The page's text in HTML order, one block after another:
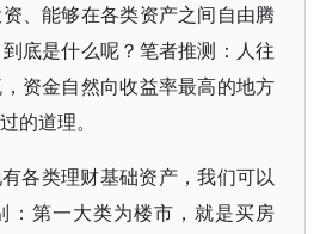
、能够在各类资产之间自由腾
底是什么呢？笔者推测：人往
资金自然向收益率最高的地方
的道理。
各类理财基础资产，我们可以
：第一大类为楼市，就是买房